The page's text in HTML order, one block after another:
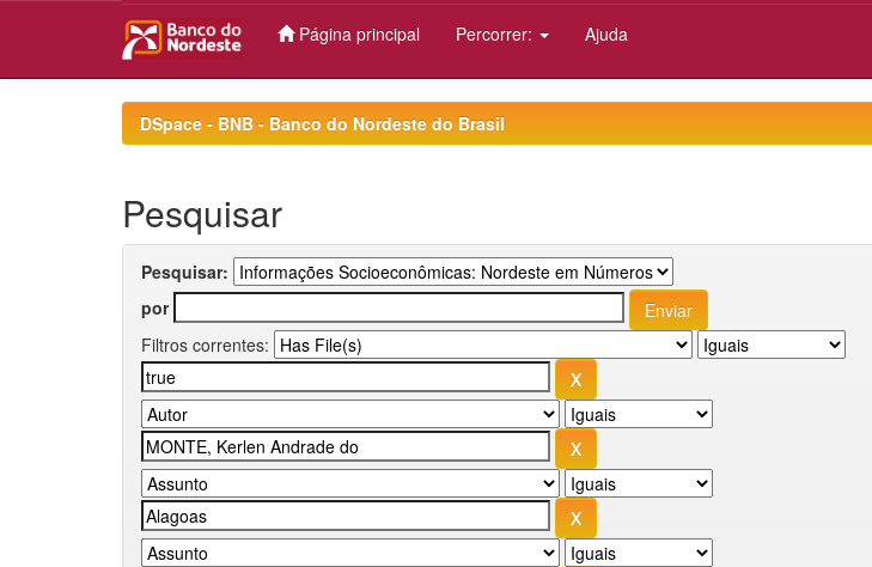
Página principal Percorrer: Ajuda
DSpace - BNB - Banco do Nordeste do Brasil
Pesquisar
Pesquisar:
por
Filtros correntes: